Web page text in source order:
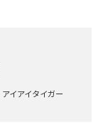
アイアイタイガー